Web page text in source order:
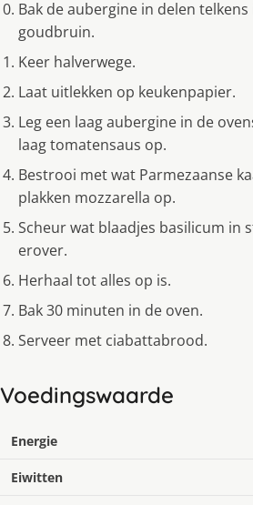
Bak de aubergine in delen
goudbruin.
Keer halverwege.
Laat uitlekken op keukenpapier.
Leg een laag aubergine in de
laag tomatensaus op.
Bestrooi met wat Parmezaanse
plakken mozzarella op.
Scheur wat blaadjes basilicum in
erover.
Herhaal tot alles op is.
Bak 30 minuten in de oven.
Serveer met ciabattabrood.
Voedingswaarde
Energie
Eiwitten